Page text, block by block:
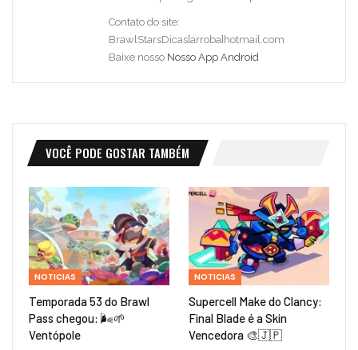
Contato do site:
BrawlStarsDicas[arroba]hotmail.com
Baixe nosso Nosso App Android
VOCÊ PODE GOSTAR TAMBÉM
NOTICIAS
Temporada 53 do Brawl
Pass chegou: 🌬️🌱
Ventópole
NOTICIAS
Supercell Make do Clancy:
Final Blade é a Skin
Vencedora 🎨🇯🇵